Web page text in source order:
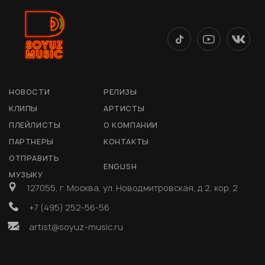
НОВОСТИ
РЕЛИЗЫ
КЛИПЫ
АРТИСТЫ
ПЛЕЙЛИСТЫ
О КОМПАНИИ
ПАРТНЕРЫ
КОНТАКТЫ
ОТПРАВИТЬ
МУЗЫКУ
ENGLISH
127055, г. Москва, ул. Новодмитровская, д 2, кор. 2
+7 (495) 252-56-56
artist@soyuz-music.ru